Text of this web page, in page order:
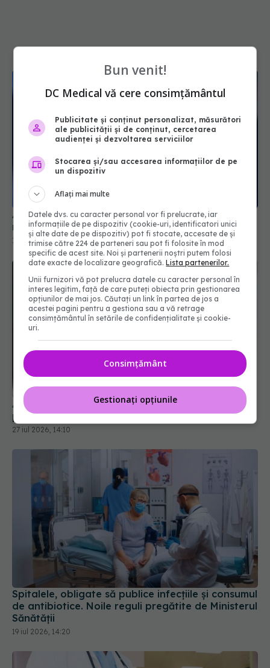
A murit actorul Sam Neill. Era cunoscut pentru
13 iul 2026, 11:23
Angajările în spitale, deblocate! Mii de posturi ar
putea fi scoase la concurs
Spitalele, obligate să publice infecțiile și consumul
de antibiotice. Noile reguli pregătite de Ministerul
19 iul 2026, 14:20
Bun venit!
DC Medical vă cere consimțământul
Publicitate și conținut personalizat, măsurători
ale publicității și de conținut, cercetarea
audienței și dezvoltarea serviciilor
Stocarea și/sau accesarea informațiilor de pe
un dispozitiv
Aflați mai multe
Datele dvs. cu caracter personal vor fi prelucrate, iar
informațiile de pe dispozitiv (cookie-uri, identificatori unici
și alte date de pe dispozitiv) pot fi stocate, accesate de și
trimise către 224 de parteneri sau pot fi folosite în mod
specific de acest site. Noi și partenerii noștri putem folosi
date exacte de localizare geografică.Lista partenerilor.
Unii furnizori vă pot prelucra datele cu caracter personal în
interes legitim, față de care puteți obiecta prin gestionarea
opțiunilor de mai jos. Căutați un link în partea de jos a
acestei pagini pentru a gestiona sau a vă retrage
consimțământul în setările de confidențialitate și cookie-
uri.
Consimțământ
Gestionați opțiunile